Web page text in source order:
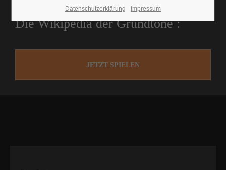
Die Wikipedia der Grundtöne :
JETZT SPIELEN
Datenschutzerklärung Impressum